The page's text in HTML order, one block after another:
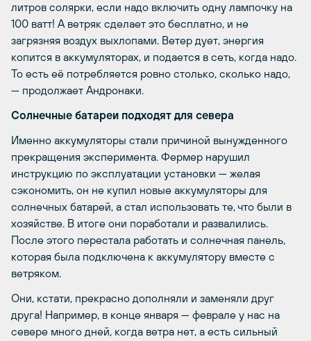
литров солярки, если надо включить одну лампочку на
100 ватт! А ветряк сделает это бесплатно, и не
загрязняя воздух выхлопами. Ветер дует, энергия
копится в аккумуляторах, и подается в сеть, когда надо.
То есть её потребляется ровно столько, сколько надо,
— продолжает Андронаки.
Солнечные батареи подходят для севера
Именно аккумуляторы стали причиной вынужденного
прекращения эксперимента. Фермер нарушил
инструкцию по эксплуатации установки — желая
сэкономить, он не купил новые аккумуляторы для
солнечных батарей, а стал использовать те, что были в
хозяйстве. В итоге они поработали и развалились.
После этого перестала работать и солнечная панель,
которая была подключена к аккумулятору вместе с
ветряком.
Они, кстати, прекрасно дополняли и заменяли друг
друга! Например, в конце января — феврале у нас на
севере много дней, когда ветра нет, а есть сильный